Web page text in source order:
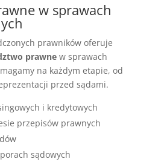
w sprawach
prawników oferuje
prawnew sprawach
na każdym etapie, od
przed sądami.
i kredytowych
przepisów prawnych
sądowych